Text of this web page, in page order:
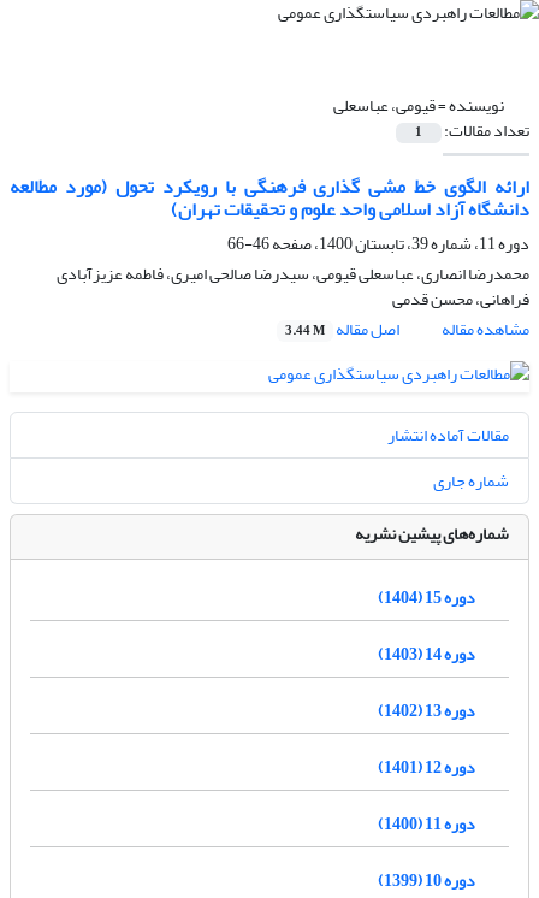
نویسنده =قیومی، عباسعلی
تعداد مقالات: 1
ارائه الگوی خط مشی گذاری فرهنگی با رویکرد تحول (مورد مطالعه
دانشگاه آزاد اسلامی واحد علوم و تحقیقات تهران)
دوره 11، شماره 39، تابستان 1400، صفحه
46-66
محمدرضا انصاری، عباسعلی قیومی، سیدرضا صالحی امیری، فاطمه عزیزآبادی
فراهانی، محسن قدمی
مشاهده مقاله
اصل مقاله 3.44 M
مقالات آماده انتشار
شماره جاری
شماره‌های پیشین نشریه
دوره 15 (1404)
دوره 14 (1403)
دوره 13 (1402)
دوره 12 (1401)
دوره 11 (1400)
دوره 10 (1399)